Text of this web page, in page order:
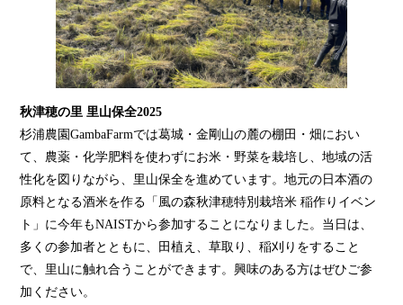
秋津穂の里 里山保全2025
杉浦農園GambaFarmでは葛城・金剛山の麓の棚田・畑におい
て、農薬・化学肥料を使わずにお米・野菜を栽培し、地域の活
性化を図りながら、里山保全を進めています。地元の日本酒の
原料となる酒米を作る「風の森秋津穂特別栽培米 稲作りイベン
ト」に今年もNAISTから参加することになりました。当日は、
多くの参加者とともに、田植え、草取り、稲刈りをすること
で、里山に触れ合うことができます。興味のある方はぜひご参
加ください。